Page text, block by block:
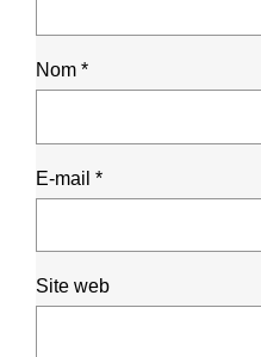
Nom*
E-mail*
Site web